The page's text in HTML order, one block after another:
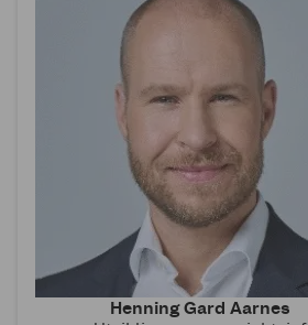
Henning Gard Aarnes